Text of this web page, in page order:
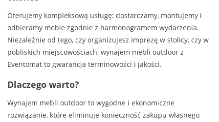
Oferujemy kompleksową usługę: dostarczamy, montujemy i
odbieramy meble zgodnie z harmonogramem wydarzenia.
Niezależnie od tego, czy organizujesz imprezę w stolicy, czy w
pobliskich miejscowościach, wynajem mebli outdoor z
Eventomat to gwarancja terminowości i jakości.
Dlaczego warto?
Wynajem mebli outdoor to wygodne i ekonomiczne
rozwiązanie, które eliminuje konieczność zakupu własnego